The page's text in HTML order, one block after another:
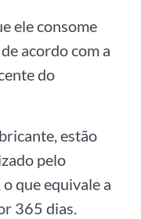
ele consome
acordo com a
do
estão
pelo
que equivale a
365 dias.